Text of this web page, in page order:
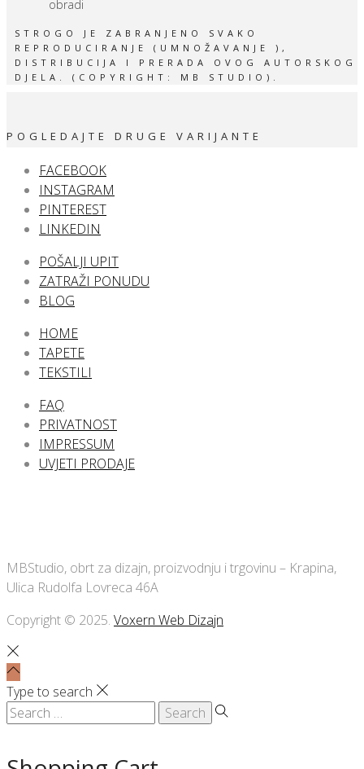
obradi
STROGO JE ZABRANJENO SVAKO
REPRODUCIRANJE (UMNOŽAVANJE ),
DISTRIBUCIJA I PRERADA OVOG AUTORSKOG
DJELA. (COPYRIGHT: MB STUDIO).
POGLEDAJTE DRUGE VARIJANTE
FACEBOOK
INSTAGRAM
PINTEREST
LINKEDIN
POŠALJI UPIT
ZATRAŽI PONUDU
BLOG
HOME
TAPETE
TEKSTILI
FAQ
PRIVATNOST
IMPRESSUM
UVJETI PRODAJE
MBStudio, obrt za dizajn, proizvodnju i trgovinu – Krapina,
Ulica Rudolfa Lovreca 46A
Copyright © 2025. Voxern Web Dizajn
Type to search
Search
for: